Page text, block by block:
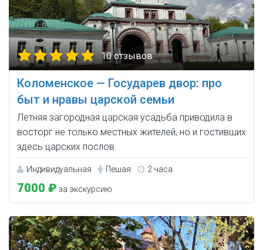
10 отзывов
Коломенское — Государев двор: про
быт и нравы царской семьи
Летняя загородная царская усадьба приводила в
восторг не только местных жителей, но и гостивших
здесь царских послов.
Индивидуальная Пешая 2 часа
7000 ₽ за экскурсию